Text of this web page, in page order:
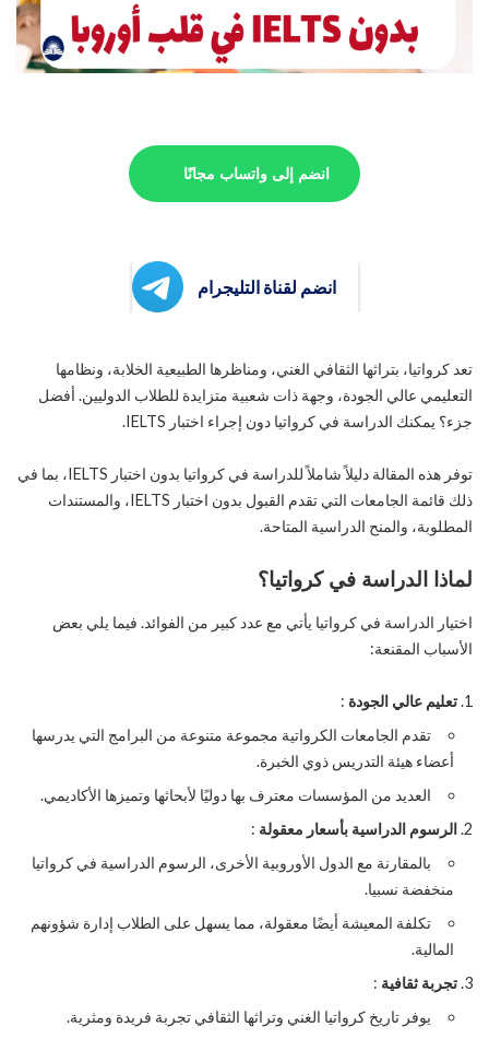
انضم إلى واتساب مجانًا
انضم لقناة التليجرام
تعد كرواتيا، بتراثها الثقافي الغني، ومناظرها الطبيعية الخلابة، ونظامها
التعليمي عالي الجودة، وجهة ذات شعبية متزايدة للطلاب الدوليين. أفضل
جزء؟ يمكنك الدراسة في كرواتيا دون إجراء اختبار IELTS.
توفر هذه المقالة دليلاً شاملاً للدراسة في كرواتيا بدون اختبار IELTS، بما في
ذلك قائمة الجامعات التي تقدم القبول بدون اختبار IELTS، والمستندات
المطلوبة، والمنح الدراسية المتاحة.
لماذا الدراسة في كرواتيا؟
اختيار الدراسة في كرواتيا يأتي مع عدد كبير من الفوائد. فيما يلي بعض
الأسباب المقنعة:
تعليم عالي الجودة :
تقدم الجامعات الكرواتية مجموعة متنوعة من البرامج التي يدرسها
أعضاء هيئة التدريس ذوي الخبرة.
العديد من المؤسسات معترف بها دوليًا لأبحاثها وتميزها الأكاديمي.
الرسوم الدراسية بأسعار معقولة :
بالمقارنة مع الدول الأوروبية الأخرى، الرسوم الدراسية في كرواتيا
منخفضة نسبيا.
تكلفة المعيشة أيضًا معقولة، مما يسهل على الطلاب إدارة شؤونهم
المالية.
تجربة ثقافية :
يوفر تاريخ كرواتيا الغني وتراثها الثقافي تجربة فريدة ومثرية.